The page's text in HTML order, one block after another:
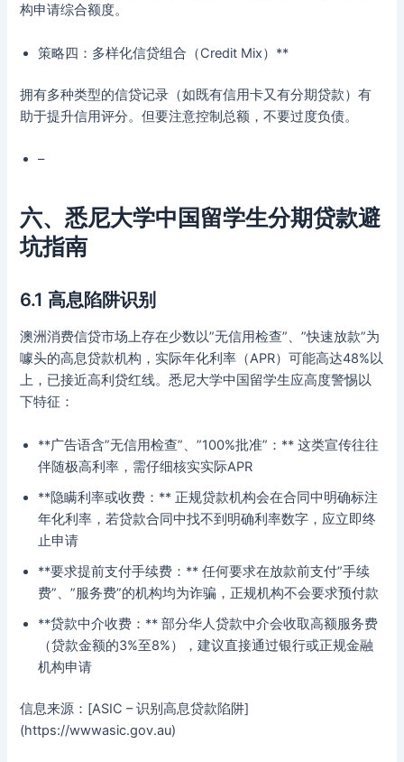
构申请综合额度。
策略四：多样化信贷组合（Credit Mix）**
拥有多种类型的信贷记录（如既有信用卡又有分期贷款）有
助于提升信用评分。但要注意控制总额，不要过度负债。
–
六、悉尼大学中国留学生分期贷款避
坑指南
6.1 高息陷阱识别
澳洲消费信贷市场上存在少数以”无信用检查”、”快速放款”为
噱头的高息贷款机构，实际年化利率（APR）可能高达48%以
上，已接近高利贷红线。悉尼大学中国留学生应高度警惕以
下特征：
**广告语含”无信用检查”、”100%批准”：** 这类宣传往往
伴随极高利率，需仔细核实实际APR
**隐瞒利率或收费：** 正规贷款机构会在合同中明确标注
年化利率，若贷款合同中找不到明确利率数字，应立即终
止申请
**要求提前支付手续费：** 任何要求在放款前支付”手续
费”、”服务费”的机构均为诈骗，正规机构不会要求预付款
**贷款中介收费：** 部分华人贷款中介会收取高额服务费
（贷款金额的3%至8%），建议直接通过银行或正规金融
机构申请
信息来源：[ASIC – 识别高息贷款陷阱]
(https://wwwasic.gov.au)